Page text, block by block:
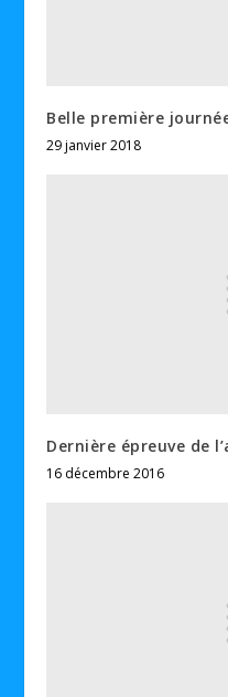
Belle première
29 janvier 2018
Dernière épreuve de
16 décembre 2016